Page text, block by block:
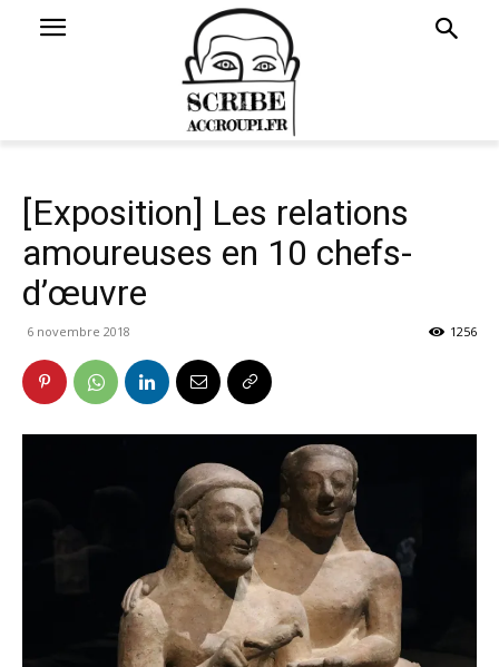
[Exposition] Les relations
amoureuses en 10 chefs-
d’œuvre
6 novembre 2018 1256